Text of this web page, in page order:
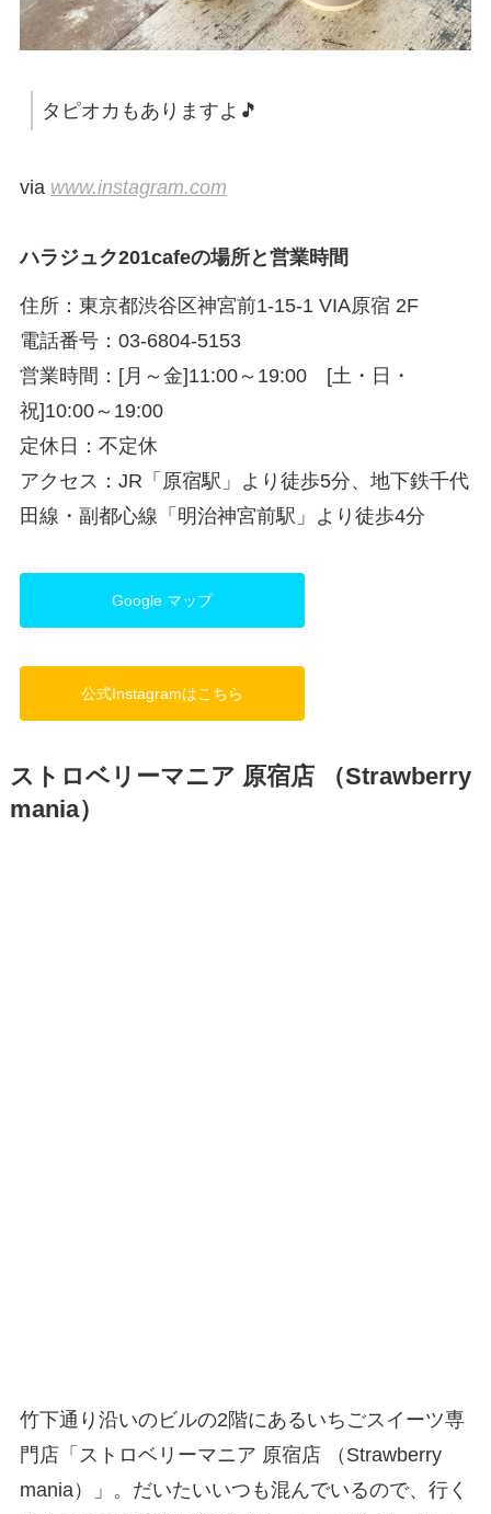
タピオカもありますよ🎵
via www.instagram.com
ハラジュク201cafeの場所と営業時間
住所：東京都渋谷区神宮前1-15-1 VIA原宿 2F
電話番号：03-6804-5153
営業時間：[月～金]11:00～19:00 [土・日・
祝]10:00～19:00
定休日：不定休
アクセス：JR「原宿駅」より徒歩5分、地下鉄千代
田線・副都心線「明治神宮前駅」より徒歩4分
Google マップ
公式Instagramはこちら
ストロベリーマニア 原宿店 （Strawberry
mania）
竹下通り沿いのビルの2階にあるいちごスイーツ専
門店「ストロベリーマニア 原宿店 （Strawberry
mania）」。だいたいいつも混んでいるので、行く